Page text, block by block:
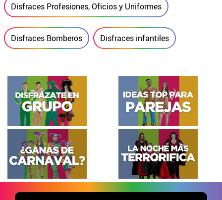
Disfraces Profesiones, Oficios y Uniformes
Disfraces Bomberos Disfraces infantiles